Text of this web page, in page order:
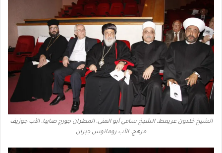
الشيخ خلدون عريمط، الشيخ سامي أبو المنى، المطران جورج صايبا، الأب جوزيف
مرهج، الأب رومانوس جبران